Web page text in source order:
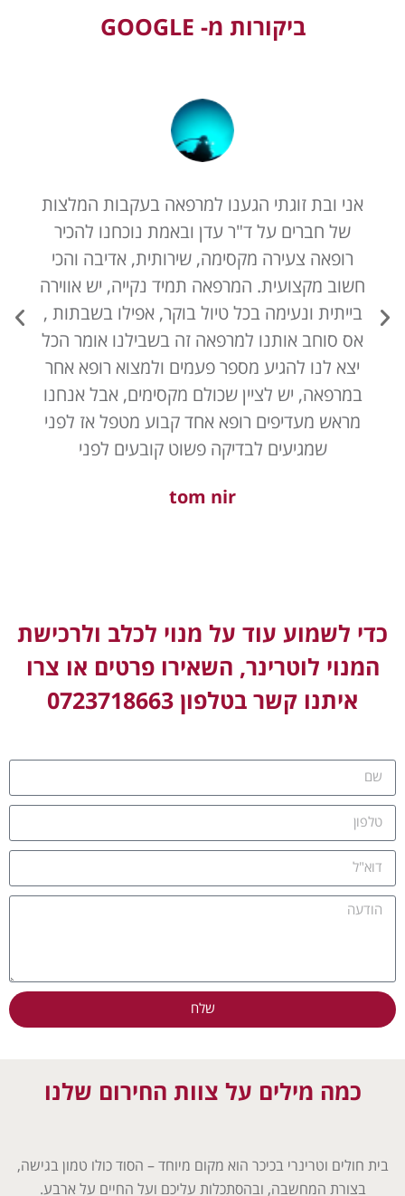
ביקורות מ- GOOGLE
אני ובת זוגתי הגענו למרפאה בעקבות המלצות
של חברים על ד"ר עדן ובאמת נוכחנו להכיר
רופאה צעירה מקסימה, שירותית, אדיבה והכי
חשוב מקצועית. המרפאה תמיד נקייה, יש אווירה
בייתית ונעימה בכל טיול בוקר, אפילו בשבתות ,
אס סוחב אותנו למרפאה זה בשבילנו אומר הכל
יצא לנו להגיע מספר פעמים ולמצוא רופא אחר
במרפאה, יש לציין שכולם מקסימים, אבל אנחנו
מראש מעדיפים רופא אחד קבוע מטפל אז לפני
שמגיעים לבדיקה פשוט קובעים לפני
tom nir
כדי לשמוע עוד על מנוי לכלב ולרכישת
המנוי לוטרינר, השאירו פרטים או צרו
איתנו קשר בטלפון 0723718663
שלח
כמה מילים על צוות החירום שלנו
בית חולים וטרינרי בכיכר הוא מקום מיוחד – הסוד כולו טמון בגישה,
בצורת המחשבה, ובהסתכלות עליכם ועל החיים על ארבע.